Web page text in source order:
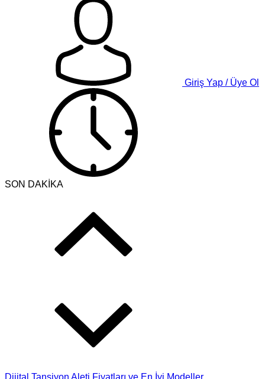
Giriş Yap / Üye Ol
SON DAKİKA
Dijital Tansiyon Aleti Fiyatları ve En İyi Modeller